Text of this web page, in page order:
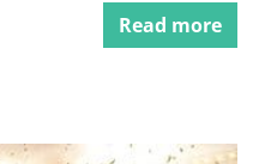
Read more